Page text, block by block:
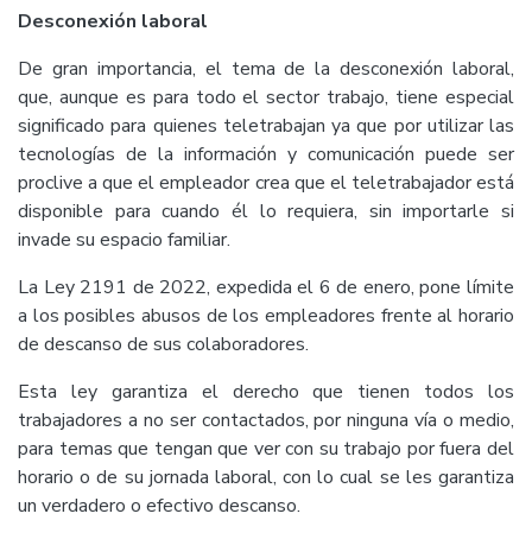
Desconexión laboral
De gran importancia, el tema de la desconexión laboral,
que, aunque es para todo el sector trabajo, tiene especial
significado para quienes teletrabajan ya que por utilizar las
tecnologías de la información y comunicación puede ser
proclive a que el empleador crea que el teletrabajador está
disponible para cuando él lo requiera, sin importarle si
invade su espacio familiar.
La Ley 2191 de 2022, expedida el 6 de enero, pone límite
a los posibles abusos de los empleadores frente al horario
de descanso de sus colaboradores.
Esta ley garantiza el derecho que tienen todos los
trabajadores a no ser contactados, por ninguna vía o medio,
para temas que tengan que ver con su trabajo por fuera del
horario o de su jornada laboral, con lo cual se les garantiza
un verdadero o efectivo descanso.